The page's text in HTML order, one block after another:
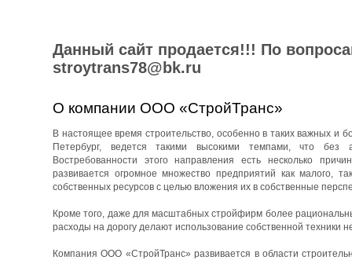
Данный сайт продается!!! По
stroytrans78@bk.ru
О компании ООО «СтройТранс»
В настоящее время строительство, особенно в таких важных и
Петербург, ведется такими высокими темпами, что без
Востребованности этого направления есть несколько
развивается огромное множество предприятий как малого,
собственных ресурсов с целью вложения их в собственные
Кроме того, даже для масштабных стройфирм более
расходы на дорогу делают использование собственной техники
Компания ООО «СтройТранс» развивается в области